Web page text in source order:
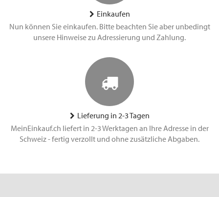
Einkaufen
Nun können Sie einkaufen. Bitte beachten Sie aber unbedingt
unsere Hinweise zu Adressierung und Zahlung.
Lieferung in 2-3 Tagen
MeinEinkauf.ch liefert in 2-3 Werktagen an Ihre Adresse in der
Schweiz - fertig verzollt und ohne zusätzliche Abgaben.